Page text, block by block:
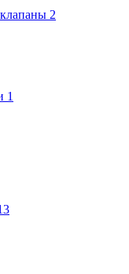
2
1